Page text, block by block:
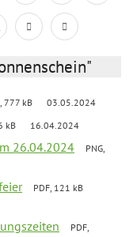
777 kB 03.05.2024
kB 16.04.2024
26.04.2024
PNG,
PDF, 121 kB
PDF,